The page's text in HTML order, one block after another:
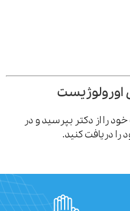
از دکتر بپرسید و در
کنید.